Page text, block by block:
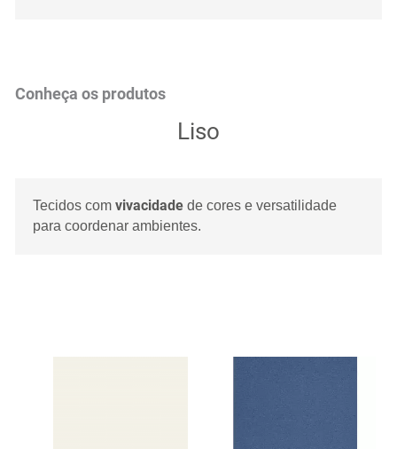
Conheça os produtos
Liso
Tecidos com vivacidade de cores e versatilidade
para coordenar ambientes.